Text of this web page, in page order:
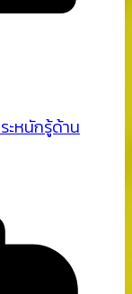
ะหนักรู้ด้าน